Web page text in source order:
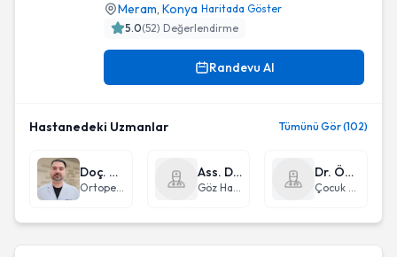
Meram, Konya Haritada Göster
5.0(52) Değerlendirme
Randevu Al
Hastanedeki Uzmanlar Tümünü Gör (102)
Doç. Dr. Tolgahan Kuru
Ortopedi ve Travmatoloji
Ass. Dr. Sücattin İlker Kocamış
Göz Hastalıkları
Dr. Öğr. Üyesi Mervan Bekdaş
Çocuk Sağlığı ve Hastalıkları